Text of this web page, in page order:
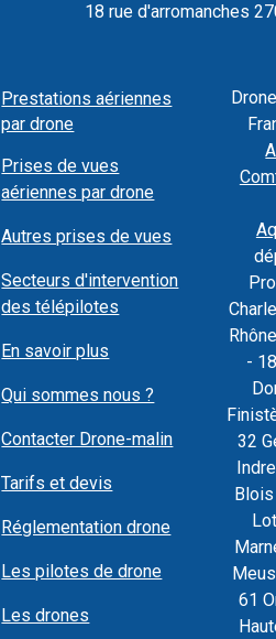
18 rue d'arromanches
Prestations aériennes
par drone
Prises de vues
aériennes par drone
Autres prises de vues
Secteurs d'intervention
des télépilotes
En savoir plus
Qui sommes nous ?
Contacter Drone-malin
Tarifs et devis
Réglementation drone
Les pilotes de drone
Les drones
-
32
61